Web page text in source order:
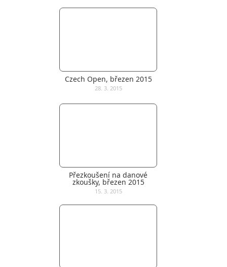
Czech Open, březen 2015
28. 3. 2015
Přezkoušení na danové
zkoušky, březen 2015
15. 3. 2015